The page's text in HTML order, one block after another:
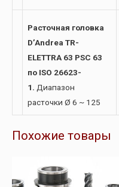
Расточная головка
D’Andrea TR-
ELETTRA 63 PSC 63
по ISO 26623-
1. Диапазон
расточки Ø 6 ~ 125
Похожие товары